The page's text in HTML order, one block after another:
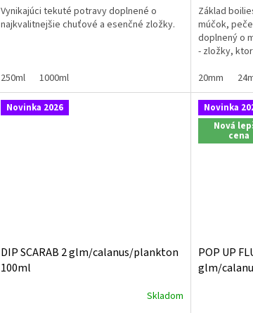
Vynikajúci tekuté potravy doplnené o
najkvalitnejšie chuťové a esenčné zložky.
250ml 1000ml
Základ
múčok,
doplnený o
- zložky,
20mm
Novinka 2026
DIP SCARAB 2 glm/calanus/plankton
100ml
Skladom
Novinka
Nová
cena
POP UP
glm/